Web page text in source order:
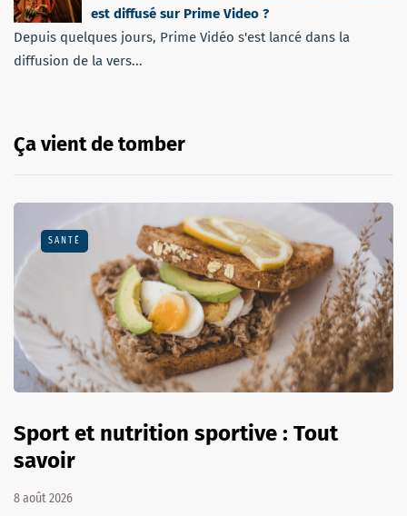
est diffusé sur Prime Video ?
Depuis quelques jours, Prime Vidéo s'est lancé dans la
diffusion de la vers...
Ça vient de tomber
SANTÉ
Sport et nutrition sportive : Tout
savoir
8 août 2026